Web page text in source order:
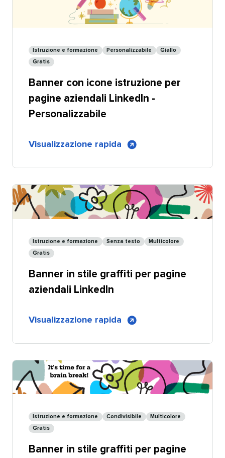
formazione
per
aziendali
LinkedIn
-
Istruzione e formazione​​ Personalizzabile​​ Giallo​​
Gratis​​
Banner con icone istruzione per
pagine aziendali LinkedIn -
Personalizzabile​​
Visualizzazione rapida
di
con
icone
a
tema
per
pagine
LinkedIn
-
Istruzione e formazione​​ Senza testo​​ Multicolore​​
Gratis​​
Banner in stile graffiti per pagine
aziendali LinkedIn​​
Visualizzazione rapida
di
per
pagine
aziendali
LinkedIn
stile
graffiti
Istruzione e formazione​​ Condivisibile​​ Multicolore​​
Gratis​​
Banner in stile graffiti per pagine